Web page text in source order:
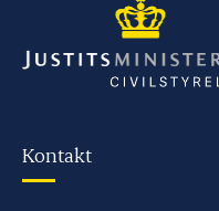
Kontakt